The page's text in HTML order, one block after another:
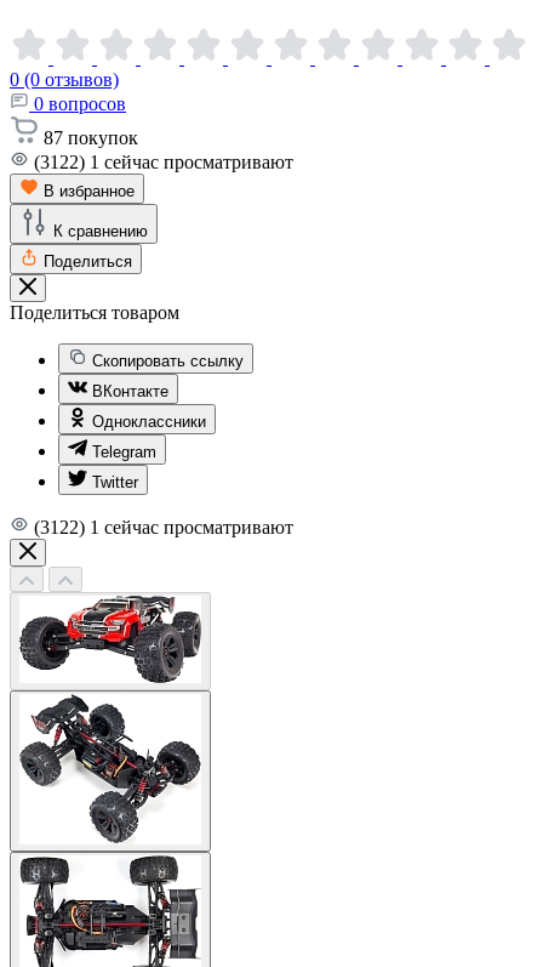
0 (0 отзывов)
0 вопросов
87 покупок
(3122) 1 сейчас просматривают
В избранное
К сравнению
Поделиться
Поделиться товаром
Скопировать ссылку
ВКонтакте
Одноклассники
Telegram
Twitter
(3122) 1 сейчас просматривают